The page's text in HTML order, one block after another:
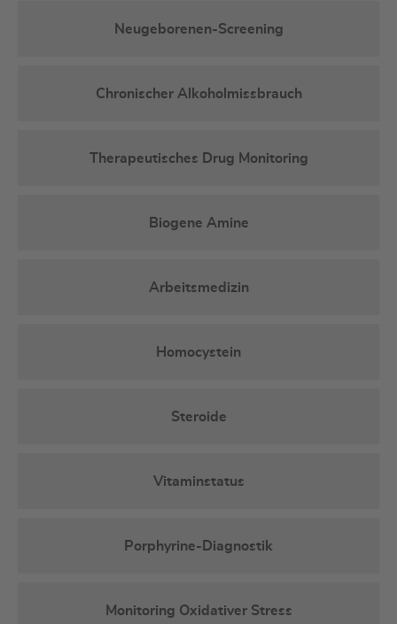
Neugeborenen-Screening
Chronischer Alkoholmissbrauch
Therapeutisches Drug Monitoring
Biogene Amine
Arbeitsmedizin
Homocystein
Steroide
Vitaminstatus
Porphyrine-Diagnostik
Monitoring Oxidativer Stress